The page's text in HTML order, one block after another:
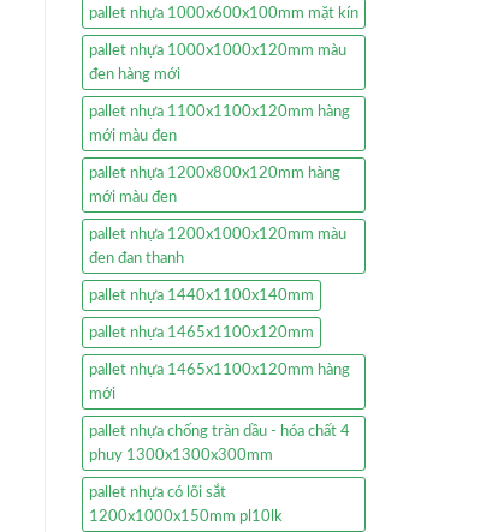
pallet nhựa 1000x600x100mm mặt kín
pallet nhựa 1000x1000x120mm màu
đen hàng mới
pallet nhựa 1100x1100x120mm hàng
mới màu đen
pallet nhựa 1200x800x120mm hàng
mới màu đen
pallet nhựa 1200x1000x120mm màu
đen đan thanh
pallet nhựa 1440x1100x140mm
pallet nhựa 1465x1100x120mm
pallet nhựa 1465x1100x120mm hàng
mới
pallet nhựa chống tràn dầu - hóa chất 4
phuy 1300x1300x300mm
pallet nhựa có lõi sắt
1200x1000x150mm pl10lk